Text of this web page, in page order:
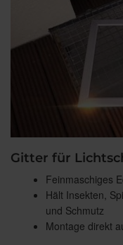
Gitter für
Feinmaschiges
Hält Insekten,
und Schmutz
Montage direkt